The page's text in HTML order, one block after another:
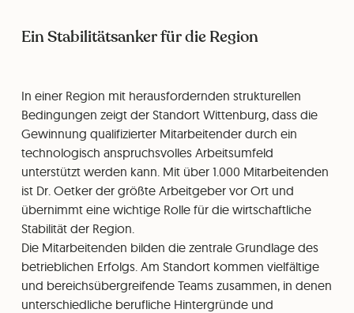
Ein Stabilitätsanker für die Region
In einer Region mit herausfordernden strukturellen
Bedingungen zeigt der Standort Wittenburg, dass die
Gewinnung qualifizierter Mitarbeitender durch ein
technologisch anspruchsvolles Arbeitsumfeld
unterstützt werden kann. Mit über 1.000 Mitarbeitenden
ist Dr. Oetker der größte Arbeitgeber vor Ort und
übernimmt eine wichtige Rolle für die wirtschaftliche
Stabilität der Region.
Die Mitarbeitenden bilden die zentrale Grundlage des
betrieblichen Erfolgs. Am Standort kommen vielfältige
und bereichsübergreifende Teams zusammen, in denen
unterschiedliche berufliche Hintergründe und